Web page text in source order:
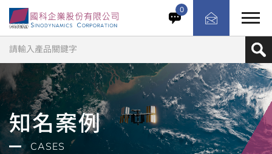
目前全台最高的住宅大樓,地上68層,地下7層 全棟採用
Taylor Devices制振阻尼器
0
知名案例
CASES